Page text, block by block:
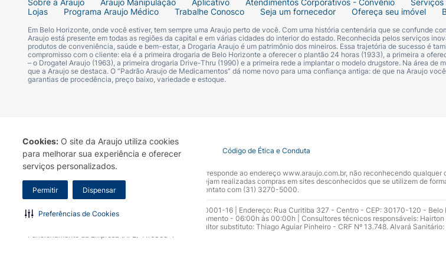
Cookies: O site da Araujo utiliza cookies
para melhorar sua experiência e oferecer
serviços personalizados.
Permitir Dispensar
Preferências de Cookies
Uma vez que o tratamento com Velcade pode causar vômito e/ou diarreia,
Se você apresentar tontura, vertigem ou desmaio durante o tratamento procure o
Se você apresentar entorpecimento, dor ou sensação de queimação nos pés ou
Velcade deve ser administrado em injeção intravenosa em bolus (3-5
Ocorreram casos fatais de administração inadvertida de VELCADE pela via
intravenosa. VELCADE NÃO DEVE SER ADMINISTRADO PELA VIA INTRATECAL.
Informe seu médico se você tiver algum problema no fígado ou teve no passado.
Ingestão concomitante com outras substâncias:Informe seu médico se você
isoniazida, nitrofurantoína, estatinas ou medicamentos que possam diminuir a
fenobarbital e Erva-de-São-João.
Sobre a Araujo Araujo Manipulação Aplicativo Atendimentos Corporativos - Convênio Serviços
Lojas
Programa Araujo Médico Trabalhe Conosco Seja um fornecedor Ofereça seu imóvel
Em Belo Horizonte, onde você estiver, tem sempre uma Araujo perto de você. Com uma história centenária que se confunde
Araujo está presente em todas as regiões da capital e em várias cidades do interior do estado. Reconhecida pelos serviços
produtos de conveniência, saúde e bem-estar, a Drogaria Araujo é um patrimônio dos mineiros. Essa trajetória de sucesso é
compromisso com o cliente: ela é a primeira drogaria de Belo Horizonte a oferecer o plantão 24 horas (1933), a primeira a
– o Drogatel Araujo (1963), a primeira drogaria Drive-Thru (1990) e a primeira rede a implantar o modelo drugstore. Na área de
que a Araujo se destaca. O “Padrão Araujo de Medicamentos” dá nome novo para uma confiança antiga: de que na Araujo
garantias de procedência, preço baixo, variedade e estoque.
Termo de Uso Portal da Privacidade Covid-19 Código de Ética e Conduta
A Drogaria Araujo S/A informa que o seu site oficial corresponde ao endereço www.araujo.com.br, não reconhecendo
marca. Para sua segurança recomendamos que não sejam realizadas compras em sites desconhecidos que se utilizem de
Araujo S.A. Em caso de dúvidas, gentileza entrar em contato com (31) 3270-5000.
Razão Social: Drogaria Araujo S.A | CNPJ: 17.256.512.0001-16 | Endereço: Rua Curitiba 327 - Centro - CEP: 30170-120 -
0300.313.1010 e (31) 3270-5000 Horário de funcionamento - 06:00h às 00:00h | Consultores técnicos responsáveis: Hairton
10.965 | Yasmin Silva Alvarenga – CRF 52.584 - Consultor substituto: Thiago Aguiar Pinheiro - CRF Nº 13.748. Alvará
Funcionamento da Empresa (AFE): 7.16355-1